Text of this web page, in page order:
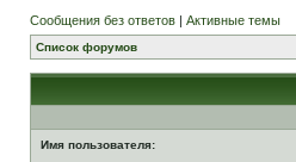
Сообщения без ответов | Активные темы
Список форумов
Имя пользователя: